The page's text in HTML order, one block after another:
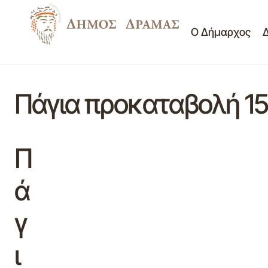
Ο Δήμαρχος
Πάγια προκαταβολή
Π
ά
γ
ι